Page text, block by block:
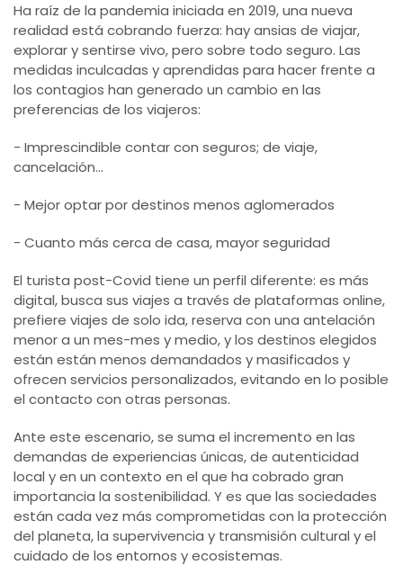
Ha raíz de la pandemia iniciada en 2019, una nueva
realidad está cobrando fuerza: hay ansias de viajar,
explorar y sentirse vivo, pero sobre todo seguro. Las
medidas inculcadas y aprendidas para hacer frente a
los contagios han generado un cambio en las
preferencias de los viajeros:
- Imprescindible contar con seguros; de viaje,
cancelación...
- Mejor optar por destinos menos aglomerados
- Cuanto más cerca de casa, mayor seguridad
El turista post-Covid tiene un perfil diferente: es más
digital, busca sus viajes a través de plataformas online,
prefiere viajes de solo ida, reserva con una antelación
menor a un mes-mes y medio, y los destinos elegidos
están están menos demandados y masificados y
ofrecen servicios personalizados, evitando en lo posible
el contacto con otras personas.
Ante este escenario, se suma el incremento en las
demandas de experiencias únicas, de autenticidad
local y en un contexto en el que ha cobrado gran
importancia la sostenibilidad. Y es que las sociedades
están cada vez más comprometidas con la protección
del planeta, la supervivencia y transmisión cultural y el
cuidado de los entornos y ecosistemas.